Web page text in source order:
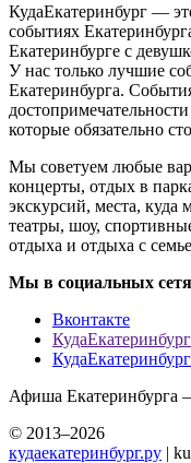
КудаЕкатеринбург —
событиях
Екатеринбурге с
У нас только лучшие
Екатеринбурга.
которые обязательно
Мы советуем любые
концерты, отдых в
экскурсий, места, куда
театры, шоу,
отдыха и отдыха с
Мы в социальных
Вконтакте
Афиша Екатеринбурга
© 2013–2026
кудаекатеринбург.ру |